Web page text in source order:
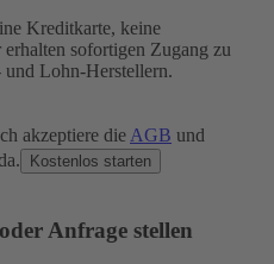
Kreditkarte, keine
sofortigen Zugang zu
Lohn-Herstellern.
akzeptiere die AGB und
Kostenlos starten
Anfrage stellen